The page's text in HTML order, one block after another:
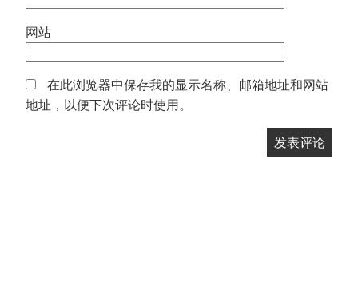
网站
在此浏览器中保存我的显示名称、邮箱地址和网站
地址，以便下次评论时使用。